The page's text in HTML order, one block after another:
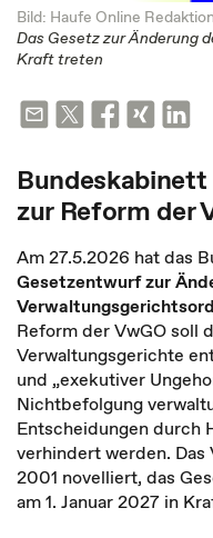
Bild: Haufe Online Redaktion
Das Gesetz zur Änderung
Kraft treten
zur Reform der
Am 27.5.2026 hat das
Gesetzentwurf zur
Reform der VwGO soll
Verwaltungsgerichte
und „exekutiver
Nichtbefolgung
Entscheidungen durch
verhindert werden. Das
2001 novelliert, das
am 1. Januar 2027 in